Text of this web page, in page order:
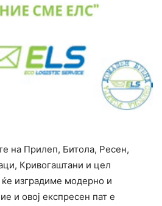
на Прилеп, Битола, Ресен,
Кривогаштани и цел
изградиме модерно и
и овој експресен пат е